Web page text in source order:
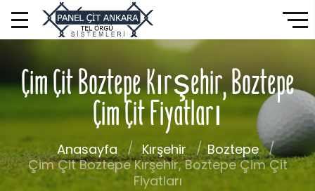
Çim Çit Boztepe Kırşehir, Boztepe
Çim Çit Fiyatları
Anasayfa Kırşehir
Boztepe
Çim Çit Boztepe Kırşehir, Boztepe Çim Çit
Fiyatları